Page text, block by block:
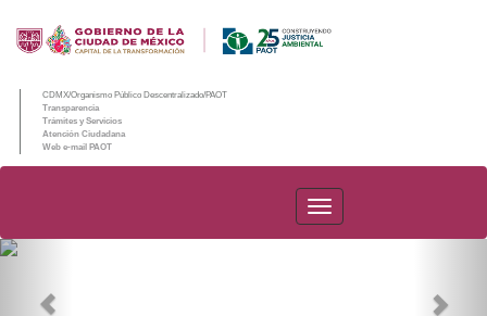
CDMX/Organismo Público Descentralizado/PAOT
Transparencia
Trámites y Servicios
Atención Ciudadana
Web e-mail PAOT
PAOT